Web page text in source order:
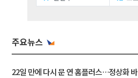
주요뉴스
22일 만에 다시 문 연 홈플러스…정상화 바